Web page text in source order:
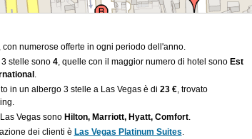
, con numerose offerte in ogni periodo dell'anno.
3 stelle sono4, quelle con il maggior numero di hotel sono Est
.
in un albergo 3 stelle a Las Vegas è di 23 €, trovato
Vegas sono Hilton, Marriott, Hyatt, Comfort.
dei clienti è Las Vegas Platinum Suites.